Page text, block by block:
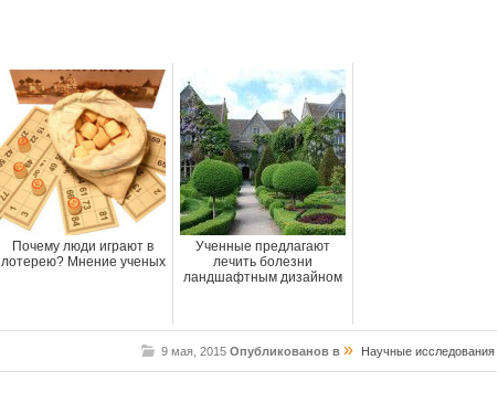
Почему люди играют в
лотерею? Мнение ученых
Ученные предлагают
лечить болезни
ландшафтным дизайном
9 мая, 2015 Опубликованов в » Научные исследования